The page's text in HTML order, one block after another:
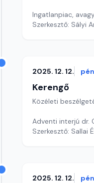
Ingatlanpiac,
Szerkesztő: Sályi
2025. 12. 12.
Kerengő
Közéleti
Adventi interjú dr.
Szerkesztő: Sallai
2025. 12. 12.